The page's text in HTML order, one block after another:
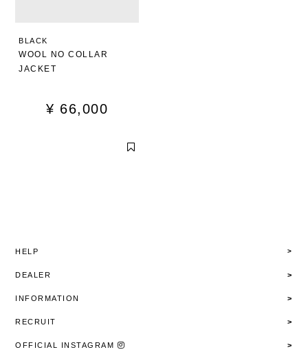
BLACK
WOOL NO COLLAR
JACKET
¥ 66,000
HELP
DEALER
INFORMATION
RECRUIT
OFFICIAL INSTAGRAM